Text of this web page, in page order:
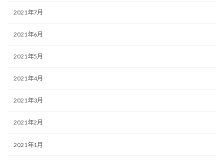
2021年7月
2021年6月
2021年5月
2021年4月
2021年3月
2021年2月
2021年1月